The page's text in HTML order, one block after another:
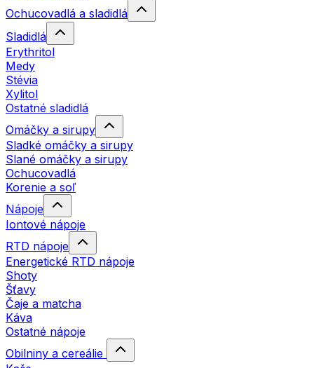
Ochucovadlá a sladidlá
Sladidlá
Erythritol
Medy
Stévia
Xylitol
Ostatné sladidlá
Omáčky a sirupy
Sladké omáčky a sirupy
Slané omáčky a sirupy
Ochucovadlá
Korenie a soľ
Nápoje
Iontové nápoje
RTD nápoje
Energetické RTD nápoje
Shoty
Šťavy
Čaje a matcha
Káva
Ostatné nápoje
Obilniny a cereálie